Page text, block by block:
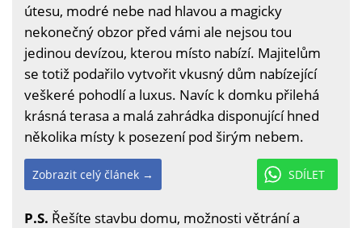
útesu, modré nebe nad hlavou a magicky
nekonečný obzor před vámi ale nejsou tou
jedinou devízou, kterou místo nabízí. Majitelům
se totiž podařilo vytvořit vkusný dům nabízející
veškeré pohodlí a luxus. Navíc k domku přilehá
krásná terasa a malá zahrádka disponující hned
několika místy k posezení pod širým nebem.
SDÍLET
Zobrazit celý článek →
P.S. Řešíte stavbu domu, možnosti větrání a